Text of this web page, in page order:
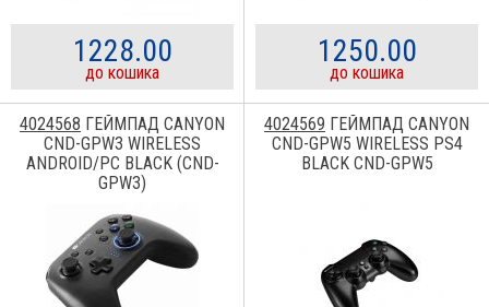
1228.00
до кошика
1250.00
до кошика
4024568 ГЕЙМПАД CANYON
CND-GPW3 WIRELESS
ANDROID/PC BLACK (CND-
GPW3)
4024569 ГЕЙМПАД CANYON
CND-GPW5 WIRELESS PS4
BLACK CND-GPW5